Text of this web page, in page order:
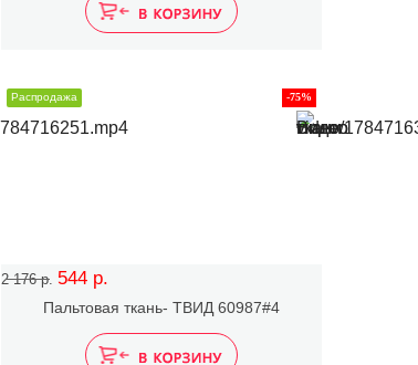
2 176 р. 544 р.
-75%
Распродажа
Пальтовая ткань- ТВИД 60987#4